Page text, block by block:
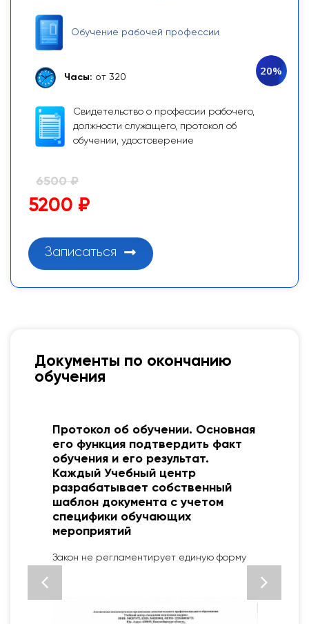
Обучение рабочей профессии
Часы: от 320
Свидетельство о профессии рабочего,
должности служащего, протокол об
обучении, удостоверение
20%
6500 ₽
5200 ₽
Записаться
Документы по окончанию
обучения
Протокол об обучении. Основная
его функция подтвердить факт
обучения и его результат.
Каждый Учебный центр
разрабатывает собственный
шаблон документа с учетом
специфики обучающих
мероприятий
Закон не регламентирует единую форму